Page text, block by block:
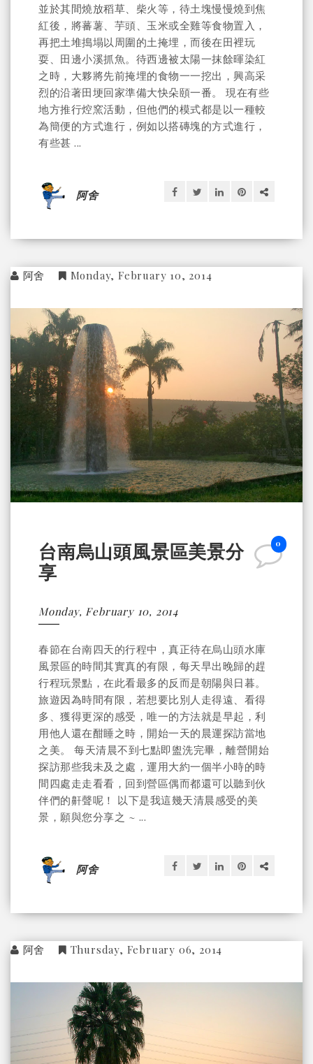
並於其間燒放稻草、柴火等，待土塊慢慢燒到焦
紅後，將蕃薯、芋頭、玉米或全雞等食物置入，
再把土堆搗塌以周圍的土掩埋，而後在田裡玩
耍、田邊小溪抓魚。待西邊被太陽一抹餘暉染紅
之時，大夥將先前掩埋的食物一一挖出，興高采
烈的沿著田埂回家準備大快朵頤一番。 現在有些
地方推行焢窯活動，但他們的模式都是以一種較
為簡便的方式進行，例如以搭磚塊的方式進行，
有些甚 ...
阿舍
阿舍 Monday, February 10, 2014
0
台南烏山頭風景區美景分
享
Monday, February 10, 2014
春節在台南四天的行程中，真正待在烏山頭水庫
風景區的時間其實真的有限，每天早出晚歸的趕
行程玩景點，在此看最多的反而是朝陽與日暮。
旅遊因為時間有限，若想要比別人走得遠、看得
多、獲得更深的感受，唯一的方法就是早起，利
用他人還在酣睡之時，開始一天的晨運探訪當地
之美。 每天清晨不到七點即盥洗完畢，離營開始
探訪那些我未及之處，運用大約一個半小時的時
間四處走走看看，回到營區偶而都還可以聽到伙
伴們的鼾聲呢！ 以下是我這幾天清晨感受的美
景，願與您分享之 ~ ...
阿舍
阿舍 Thursday, February 06, 2014